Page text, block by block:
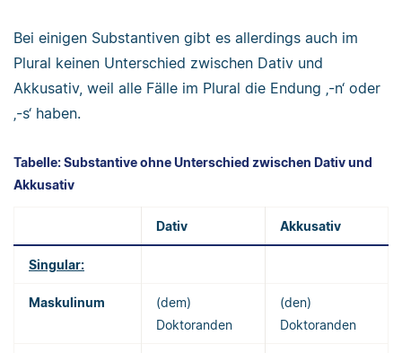
Bei einigen Substantiven gibt es allerdings auch im
Plural keinen Unterschied zwischen Dativ und
Akkusativ, weil alle Fälle im Plural die Endung ‚-n‘ oder
‚-s‘ haben.
Tabelle: Substantive ohne Unterschied zwischen Dativ und
Akkusativ
Dativ Akkusativ
Singular:
Maskulinum
(dem)
Doktoranden
(den)
Doktoranden